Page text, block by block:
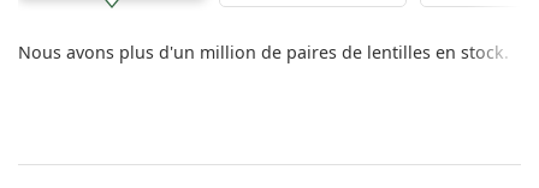
Nous avons plus d'un million de paires de lentilles en stock.